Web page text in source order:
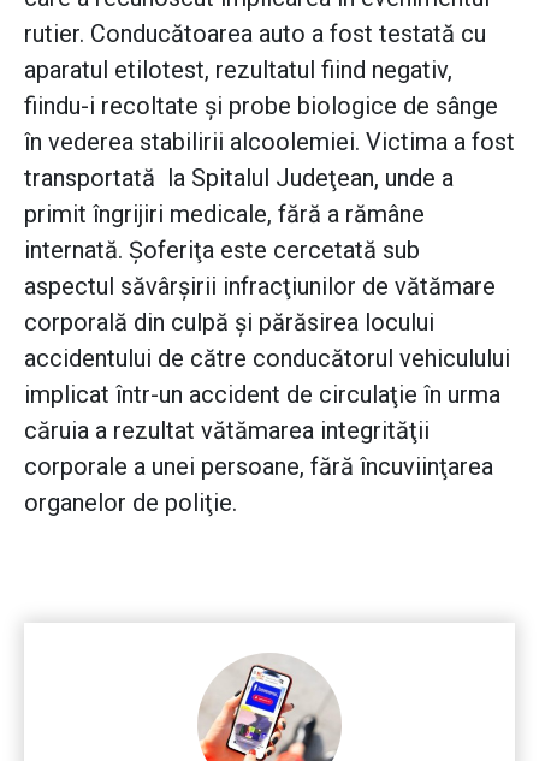
rutier. Conducătoarea auto a fost testată cu
aparatul etilotest, rezultatul fiind negativ,
fiindu-i recoltate şi probe biologice de sânge
în vederea stabilirii alcoolemiei. Victima a fost
transportată la Spitalul Judeţean, unde a
primit îngrijiri medicale, fără a rămâne
internată. Şoferiţa este cercetată sub
aspectul săvârşirii infracţiunilor de vătămare
corporală din culpă şi părăsirea locului
accidentului de către conducătorul vehiculului
implicat într-un accident de circulaţie în urma
căruia a rezultat vătămarea integrităţii
corporale a unei persoane, fără încuviinţarea
organelor de poliţie.